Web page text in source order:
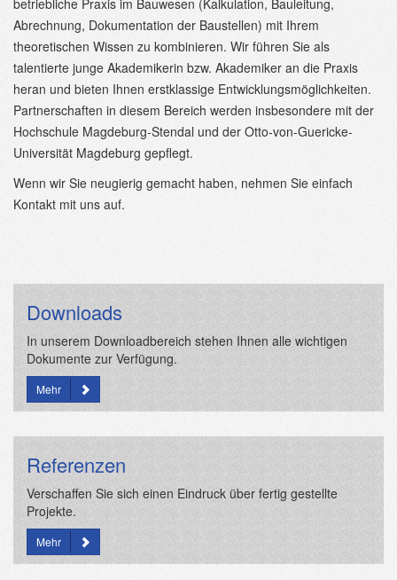
betriebliche Praxis im Bauwesen (Kalkulation, Bauleitung,
Abrechnung, Dokumentation der Baustellen) mit Ihrem
theoretischen Wissen zu kombinieren. Wir führen Sie als
talentierte junge Akademikerin bzw. Akademiker an die Praxis
heran und bieten Ihnen erstklassige Entwicklungsmöglichkeiten.
Partnerschaften in diesem Bereich werden insbesondere mit der
Hochschule Magdeburg-Stendal und der Otto-von-Guericke-
Universität Magdeburg gepflegt.
Wenn wir Sie neugierig gemacht haben, nehmen Sie einfach
Kontakt mit uns auf.
Downloads
In unserem Downloadbereich stehen Ihnen alle wichtigen
Dokumente zur Verfügung.
Mehr
Referenzen
Verschaffen Sie sich einen Eindruck über fertig gestellte
Projekte.
Mehr